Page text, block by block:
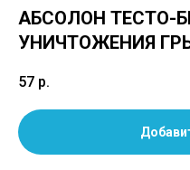
АБСОЛОН ТЕСТО-
УНИЧТОЖЕНИЯ
57 р.